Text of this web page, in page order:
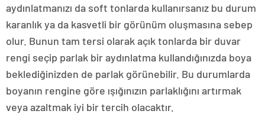
aydınlatmanızı da soft tonlarda kullanırsanız bu durum
karanlık ya da kasvetli bir görünüm oluşmasına sebep
olur. Bunun tam tersi olarak açık tonlarda bir duvar
rengi seçip parlak bir aydınlatma kullandığınızda boya
beklediğinizden de parlak görünebilir. Bu durumlarda
boyanın rengine göre ışığınızın parlaklığını artırmak
veya azaltmak iyi bir tercih olacaktır.